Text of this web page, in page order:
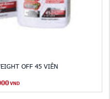
OFF 45 VIÊN
VND